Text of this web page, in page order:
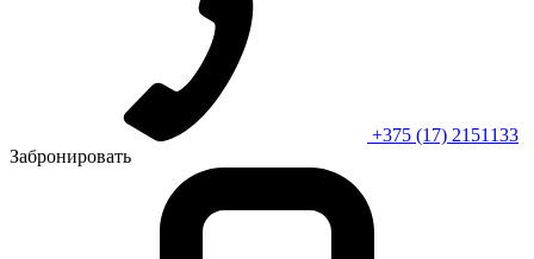
+375 (17) 2151133
Забронировать